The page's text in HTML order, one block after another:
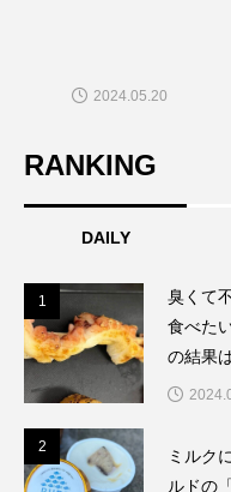
2024.05.20
RANKING
DAILY
1
臭くて
食べた
の結果
2
ミルク
ルドの